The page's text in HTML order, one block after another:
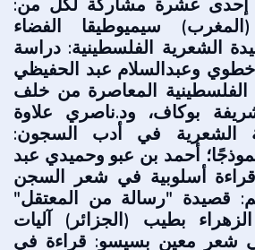
إحدى عشرة مشاركة لكل من:
سيميوطيقا الفضاء
الشعرية الفلسطينية: دراسة
خطوي وعبدالسلام عبد الحفيظي
الفلسطينية المعاصرة من خلف
بوكاف، ود.ناصري علاوة
الشعرية في أدب السجون:
أحمد بن عبو وحميدي عبد
قراءة أسلوبية في شعر السجن
قصيدة "رسالة من المعتقل"
بطيب (الجزائر) آليات
شعر معين بسيسو: قراءة في